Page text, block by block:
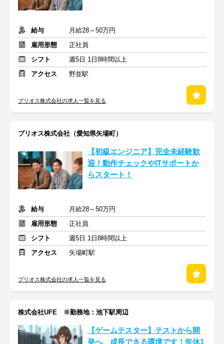
給与
月給28～50万円
雇用形態
正社員
シフト
週5日 1日8時間以上
アクセス
野並駅
プリオス株式会社の求人一覧を見る
プリオス株式会社（愛知県矢場町）
【初級エンジニア】完全未経験歓
迎！動作チェックやITサポートか
らスタート！
給与
月給28～50万円
雇用形態
正社員
シフト
週5日 1日8時間以上
アクセス
矢場町駅
プリオス株式会社の求人一覧を見る
株式会社UFE ※勤務地：池下駅周辺
【ゲームテスター】テストから開
発へ、成長できる環境です！年休1